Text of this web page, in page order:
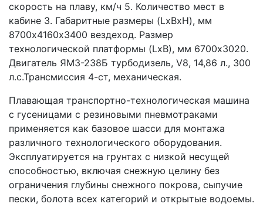
скорость на плаву, км/ч 5. Количество мест в
кабине 3. Габаритные размеры (LxBxH), мм
8700х4160х3400 вездеход. Размер
технологической платформы (LxB), мм 6700х3020.
Двигатель ЯМЗ-238Б турбодизель, V8, 14,86 л., 300
л.с.Трансмиссия 4-ст, механическая.
Плавающая транспортно-технологическая машина
с гусеницами с резиновыми пневмотраками
применяется как базовое шасси для монтажа
различного технологического оборудования.
Эксплуатируется на грунтах с низкой несущей
способностью, включая снежную целину без
ограничения глубины снежного покрова, сыпучие
пески, болота всех категорий и открытые водоемы.